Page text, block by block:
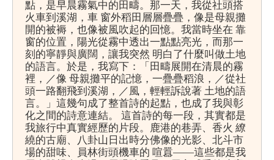
點，是早晨霧氣中的田疇。那一天，我從社頭搭
火車到溪湖，車 窗外稻田層層疊疊，像是母親攤
開的被褥，也像被風吹起的回憶。我當時坐在 靠
窗的位置，陽光從霧中透出一點點亮光，而那一
刻的寧靜與廣闊，讓我突然 明白了什麼叫做土地
的語言。於是，我寫下：「田疇展開在清晨的霧
裡，／像 母親攤平的記憶，一疊疊稻浪，／從社
頭一路翻飛到溪湖，／風，輕輕訴說著 土地的語
言。」這幾句成了整首詩的起點，也成了我與彰
化之間的詩意連結。 這首詩的每一段，其實都是
我旅行中真實經歷的片段。鹿港的巷弄、香火 繚
繞的古廟、八卦山日出時分佛像的光影、北斗市
場的甜味、員林街頭機車的 喧囂——這些都是我